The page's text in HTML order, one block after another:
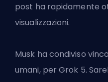
post ha rapidamente
visualizzazioni.
Musk ha condiviso
umani, per Grok 5.